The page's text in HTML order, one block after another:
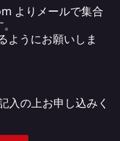
よりメールで集合
。
ようにお願いしま
入の上お申し込みく